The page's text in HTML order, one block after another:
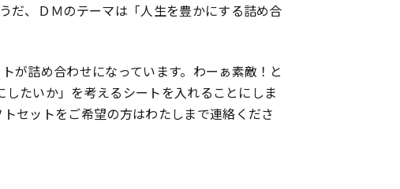
だ、ＤＭのテーマは「人生を豊かにする詰め合
が詰め合わせになっています。わーぁ素敵！と
たいか」を考えるシートを入れることにしま
セットをご希望の方はわたしまで連絡くださ